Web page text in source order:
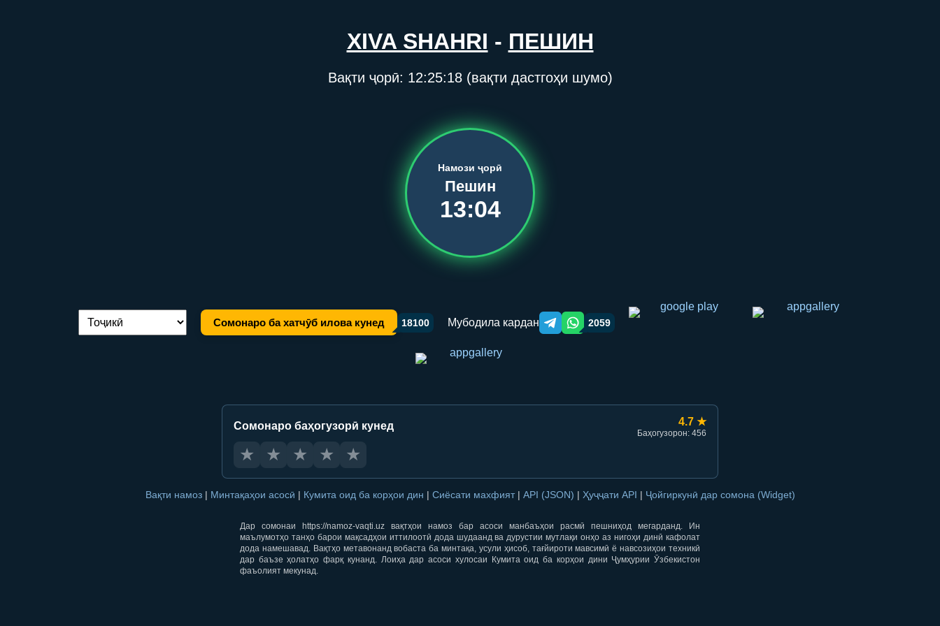
XIVA SHAHRI - ПЕШИН
Вақти ҷорӣ: 12:25:18(вақти дастгоҳи шумо)
Намози ҷорӣ
Пешин
13:04
Иваз кардани забон: Сомонаро ба хатчӯб илова кунед 18100 Мубодила кардан Telegram orqali ulashish
WhatsApp orqali ulashish
2059
Сомонаро баҳогузорӣ кунед 4.7 ★
Баҳогузорон: 456
★ ★ ★ ★ ★
Вақти намоз | Минтақаҳои асосӣ | Кумита оид ба корҳои дин | Сиёсати махфият | API (JSON) | Ҳуҷҷати API | Ҷойгиркунӣ дар сомона (Widget)
Дар сомонаи https://namoz-vaqti.uz вақтҳои намоз бар асоси манбаъҳои расмӣ пешниҳод мегарданд. Ин
маълумотҳо танҳо барои мақсадҳои иттилоотӣ дода шудаанд ва дурустии мутлақи онҳо аз нигоҳи динӣ кафолат
дода намешавад. Вақтҳо метавонанд вобаста ба минтақа, усули ҳисоб, тағйироти мавсимӣ ё навсозиҳои техникӣ
дар баъзе ҳолатҳо фарқ кунанд. Лоиҳа дар асоси хулосаи Кумита оид ба корҳои дини Ҷумҳурии Ӯзбекистон
фаъолият мекунад.